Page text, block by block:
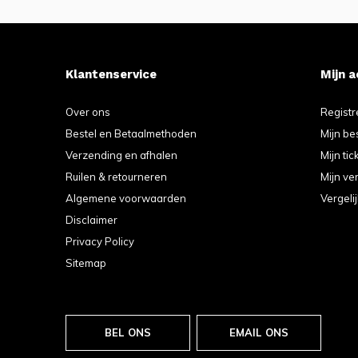
Klantenservice
Over ons
Bestel en Betaalmethoden
Verzending en afhalen
Ruilen & retourneren
Algemene voorwaarden
Disclaimer
Privacy Policy
Sitemap
Mijn
Mijn
Mijn
Mijn
BEL ONS EMAIL ONS